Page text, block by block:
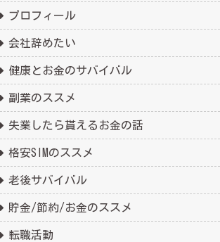
プロフィール
会社辞めたい
健康とお金のサバイバル
副業のススメ
失業したら貰えるお金の話
格安SIMのススメ
老後サバイバル
貯金/節約/お金のススメ
転職活動